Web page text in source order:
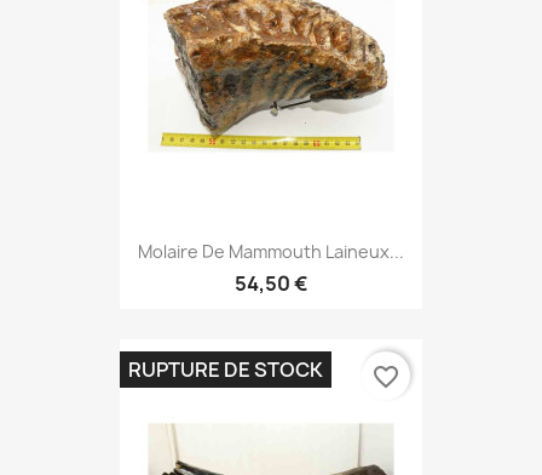
Molaire De Mammouth Laineux...
54,50 €
RUPTURE DE STOCK favorite_border